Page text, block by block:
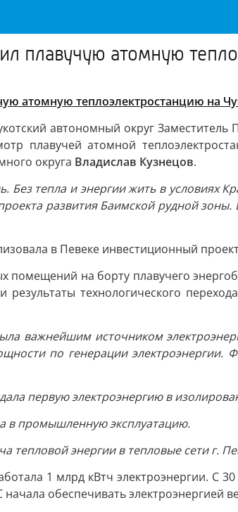
плавучую атомную
атомную теплоэлектростанцию на
автономный округ
плавучей атомной
округа Владислав Кузнецов.
Без тепла и энергии жить в
развития Баимской рудной
в Певеке инвестиционный
помещений на борту плавучего
результаты технологического
важнейшим источником
по генерации электроэнергии.
первую электроэнергию в
в промышленную эксплуатацию.
тепловой энергии в тепловые сети г.
1 млрд кВтч электроэнергии. С
обеспечивать электроэнергией